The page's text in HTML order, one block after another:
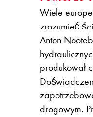
Wiele
zrozumieć
Anton
produkował
drogowym.